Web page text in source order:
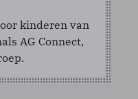
kinderen van
AG Connect,